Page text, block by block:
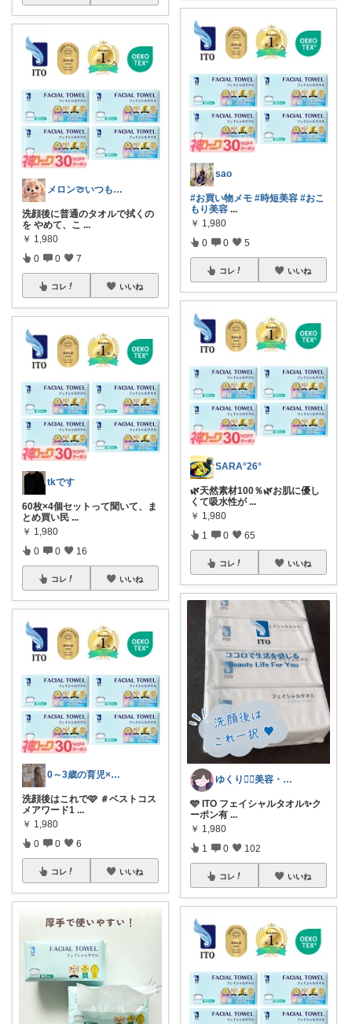
メロン🍈いつも感謝様✨️
洗顔後に普通のタオルで拭くの
を やめて、こ ...
￥ 1,980
0 0 7
コレ いいね
tkです
60枚×4個セットって聞いて、ま
とめ買い民 ...
￥ 1,980
0 0 16
コレ いいね
0～3歳の育児×美容コスメ(毎日投稿)
洗顔後はこれで🩷 ＃ベストコス
メアワード1 ...
￥ 1,980
0 0 6
コレ いいね
sao
#お買い物メモ #時短美容 #おこ
もり美容 ...
￥ 1,980
0 0 5
コレ いいね
SARA°26°
🌿天然素材100％🌿お肌に優し
くて吸水性が ...
￥ 1,980
1 0 65
コレ いいね
ゆくり🐕‍🦺美容・便利雑貨🤍
🩵 ITO フェイシャルタオル✨ク
ーポン有 ...
￥ 1,980
1 0 102
コレ いいね